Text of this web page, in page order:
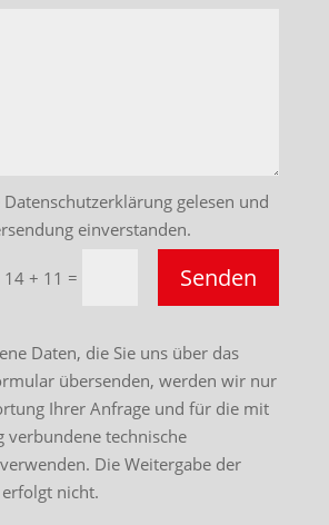
Datenschutzerklärung gelesen und
einverstanden.
14 + 11 = Senden
Daten, die Sie uns über das
übersenden, werden wir nur
Ihrer Anfrage und für die mit
verbundene technische
Die Weitergabe der
nicht.